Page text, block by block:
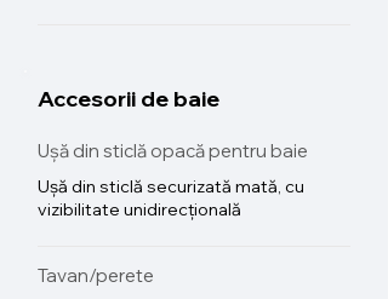
Accesorii de baie
Ușă din sticlă opacă pentru baie
Ușă din sticlă securizată mată, cu
vizibilitate unidirecțională
Tavan/perete